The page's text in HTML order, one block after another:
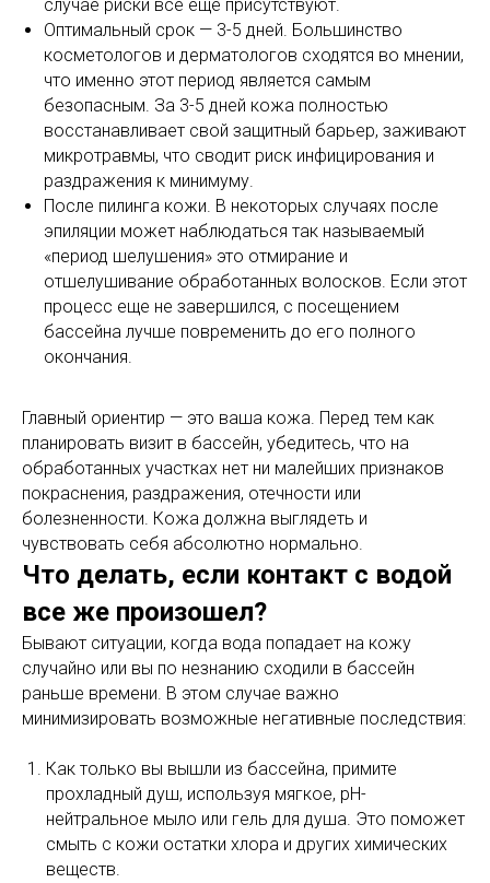
случае риски все еще присутствуют.
Оптимальный срок — 3-5 дней. Большинство
косметологов и дерматологов сходятся во мнении,
что именно этот период является самым
безопасным. За 3-5 дней кожа полностью
восстанавливает свой защитный барьер, заживают
микротравмы, что сводит риск инфицирования и
раздражения к минимуму.
После пилинга кожи. В некоторых случаях после
эпиляции может наблюдаться так называемый
«период шелушения» это отмирание и
отшелушивание обработанных волосков. Если этот
процесс еще не завершился, с посещением
бассейна лучше повременить до его полного
окончания.
Главный ориентир — это ваша кожа. Перед тем как
планировать визит в бассейн, убедитесь, что на
обработанных участках нет ни малейших признаков
покраснения, раздражения, отечности или
болезненности. Кожа должна выглядеть и
чувствовать себя абсолютно нормально.
Что делать, если контакт с водой
все же произошел?
Бывают ситуации, когда вода попадает на кожу
случайно или вы по незнанию сходили в бассейн
раньше времени. В этом случае важно
минимизировать возможные негативные последствия:
Как только вы вышли из бассейна, примите
прохладный душ, используя мягкое, pH-
нейтральное мыло или гель для душа. Это поможет
смыть с кожи остатки хлора и других химических
веществ.
Запишитесь
онлайн
Записаться